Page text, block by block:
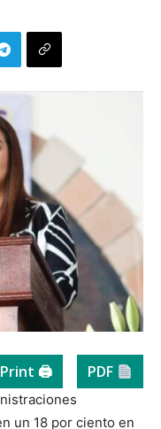
Print 🖨 PDF
un 18 por ciento en